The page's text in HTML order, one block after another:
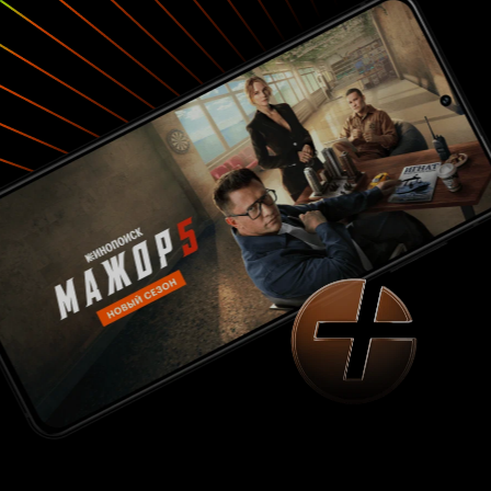
живут не в благоустроенных советских домах,
а в каких-то условных декорациях,
изображающих сверх комфортабельные
апартаменты 'люкс'. Ездят не иначе как в
роскошных машинах заграничных марок. В
советской действительности много своей
красоты. Зачем же авторам понадобилось
переносить на нашу почву, в нашу среду всю
эту чужую и чуждую нам парфюмерию?'Если
бы автор заметки дожил до наших дней, он бы
смог убедиться, что и сегодня 90%
отечественных фильмов снимаются в
интерьерах, которые простые россияне могут
увидеть только в кино. Возвращаясь к критике
этой замечательной ленты нужно вспомнить и о
том, что её создателей обвинили, ни много ни
мало, в плагиате, намекая на австро-
венгерскую картину Генри Костера 'Маленькая
мама' (1935). Странно, что они забыли
упомянуть американскую мелодраму Гарсона
Канина 'Мать-одиночка' (1939). Впрочем,